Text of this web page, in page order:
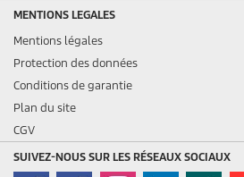
MENTIONS LEGALES
Mentions légales
Protection des données
Conditions de garantie
Plan du site
CGV
SUIVEZ-NOUS SUR LES RÉSEAUX SOCIAUX